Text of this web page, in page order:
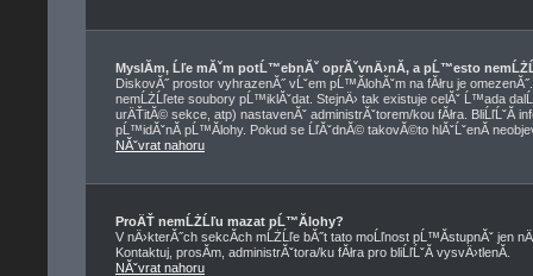
MyslĂ­m, Ĺľe mĂˇm potĹ™ebnĂˇ oprĂˇvnÄ›nĂ­, a pĹ™esto
DiskovĂ˝ prostor vyhrazenĂ˝ vĹˇem pĹ™Ă­lohĂˇm na fĂłru je
nemĹŻĹľete soubory pĹ™iklĂˇdat. StejnÄ› tak existuje celĂˇ Ĺ™ada
urÄŤitĂ© sekce, atp) nastavenĂˇ administrĂˇtorem/kou fĂłra. BliĹľĹˇĂ­
pĹ™idĂˇnĂ­ pĹ™Ă­lohy. Pokud se ĹľĂˇdnĂ© takovĂ©to hlĂˇĹˇenĂ­
NĂˇvrat nahoru
ProÄŤ nemĹŻĹľu mazat pĹ™Ă­lohy?
V nÄ›kterĂ˝ch sekcĂ­ch mĹŻĹľe bĂ˝t tato moĹľnost pĹ™Ă­stupnĂˇ jen
Kontaktuj, prosĂ­m, administrĂˇtora/ku fĂłra pro bliĹľĹˇĂ­ vysvÄ›tlenĂ­.
NĂˇvrat nahoru